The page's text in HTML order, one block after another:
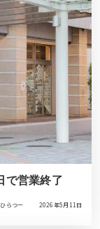
で営業終了
らつー 2026年5月11日